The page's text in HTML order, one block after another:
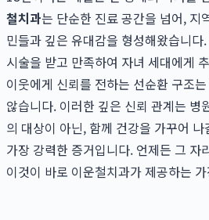
철치과는 단순한 진료 공간을 넘어, 지
민들과 깊은 유대감을 형성해왔습니
시술을 받고 만족하여 자녀 세대에게
이웃에게 신뢰를 전하는 선순환 구조
않습니다. 이러한 깊은 신뢰 관계는 병
의 대상이 아닌, 함께 건강을 가꾸어
가장 강력한 증거입니다. 언제든 그 자
이것이 바로 이운철치과가 제공하는